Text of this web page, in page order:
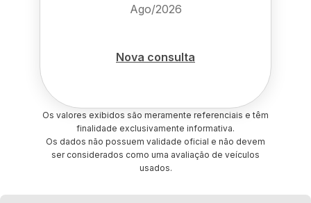
Ago/2026
Nova consulta
Os valores exibidos são meramente referenciais e têm
finalidade exclusivamente informativa.
Os dados não possuem validade oficial e não devem
ser considerados como uma avaliação de veículos
usados.